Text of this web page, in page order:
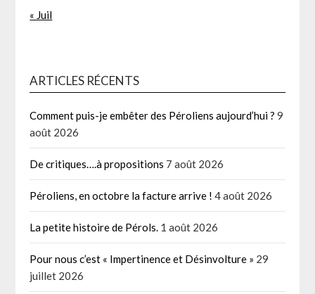
« Juil
ARTICLES RÉCENTS
Comment puis-je embêter des Péroliens aujourd’hui ? 9
août 2026
De critiques….à propositions 7 août 2026
Péroliens, en octobre la facture arrive ! 4 août 2026
La petite histoire de Pérols. 1 août 2026
Pour nous c’est « Impertinence et Désinvolture » 29
juillet 2026